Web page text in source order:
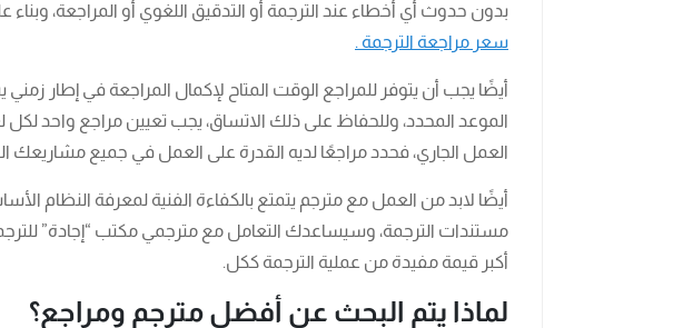
بدون حدوث أي أخطاء عند الترجمة أو التدقيق اللغوي أو المراجعة، وبناء
سعر مراجعة الترجمة .
أيضًا يجب أن يتوفر للمراجع الوقت المتاح لإكمال المراجعة في إطار
الموعد المحدد، وللحفاظ على ذلك الاتساق، يجب تعيين مراجع واحد لكل
العمل الجاري، فحدد مراجعًا لديه القدرة على العمل في جميع مشاريعك
أيضًا لابد من العمل مع مترجم يتمتع بالكفاءة الفنية لمعرفة النظام
مستندات الترجمة، وسيساعدك التعامل مع مترجمي مكتب “إجادة”
أكبر قيمة مفيدة من عملية الترجمة ككل.
لماذا يتم البحث عن أفضل مترجم ومراجع؟